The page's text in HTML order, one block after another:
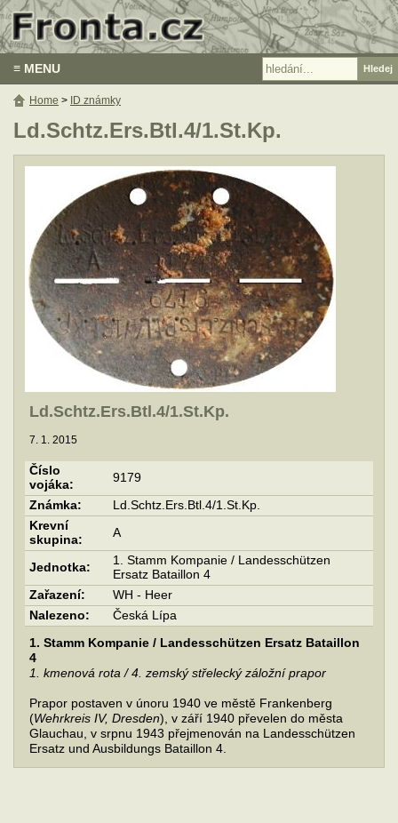
≡ MENU
Ld.Schtz.Ers.Btl.4/1.St.Kp.
Ld.Schtz.Ers.Btl.4/1.St.Kp.
7. 1. 2015
Číslo
vojáka:
9179
Známka:
Ld.Schtz.Ers.Btl.4/1.St.Kp.
Krevní
skupina:
A
Jednotka:
1. Stamm Kompanie / Landesschützen
Ersatz Bataillon 4
Zařazení:
WH - Heer
Nalezeno:
Česká Lípa
1. Stamm Kompanie / Landesschützen Ersatz Bataillon
4
1. kmenová rota / 4. zemský střelecký záložní prapor
Prapor postaven v únoru 1940 ve městě Frankenberg
(Wehrkreis IV, Dresden), v září 1940 převelen do města
Glauchau, v srpnu 1943 přejmenován na Landesschützen
Ersatz und Ausbildungs Bataillon 4.
Home > ID známky